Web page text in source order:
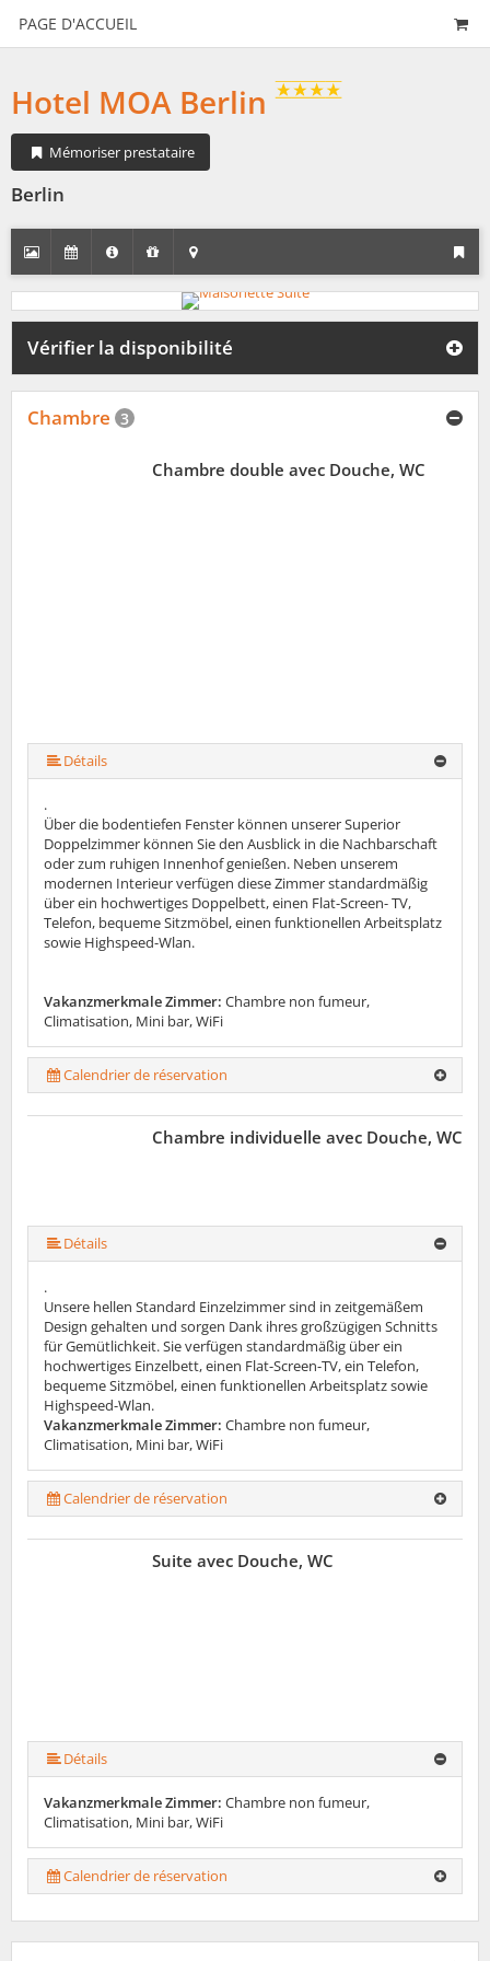
PAGE D'ACCUEIL
Hotel MOA Berlin
Mémoriser prestataire
Berlin
Vérifier la disponibilité
Chambre 3
Chambre double avec Douche, WC
Détails
.
Über die bodentiefen Fenster können unserer Superior
Doppelzimmer können Sie den Ausblick in die Nachbarschaft
oder zum ruhigen Innenhof genießen. Neben unserem
modernen Interieur verfügen diese Zimmer standardmäßig
über ein hochwertiges Doppelbett, einen Flat-Screen- TV,
Telefon, bequeme Sitzmöbel, einen funktionellen Arbeitsplatz
sowie Highspeed-Wlan.
Vakanzmerkmale Zimmer: Chambre non fumeur,
Climatisation, Mini bar, WiFi
Calendrier de réservation
Chambre individuelle avec Douche, WC
Détails
.
Unsere hellen Standard Einzelzimmer sind in zeitgemäßem
Design gehalten und sorgen Dank ihres großzügigen Schnitts
für Gemütlichkeit. Sie verfügen standardmäßig über ein
hochwertiges Einzelbett, einen Flat-Screen-TV, ein Telefon,
bequeme Sitzmöbel, einen funktionellen Arbeitsplatz sowie
Highspeed-Wlan.
Vakanzmerkmale Zimmer: Chambre non fumeur,
Climatisation, Mini bar, WiFi
Calendrier de réservation
Suite avec Douche, WC
Détails
Vakanzmerkmale Zimmer: Chambre non fumeur,
Climatisation, Mini bar, WiFi
Calendrier de réservation